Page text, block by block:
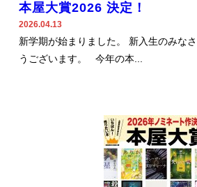
本屋大賞2026 決定！
2026.04.13
新学期が始まりました。 新入生のみな
うございます。 今年の本...